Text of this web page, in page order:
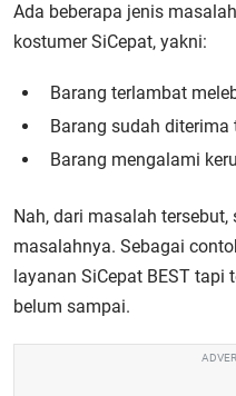
Ada beberapa jenis
kostumer SiCepat, yakni:
Barang terlambat
Barang sudah
Barang mengalami
Nah, dari masalah
masalahnya. Sebagai
layanan SiCepat BEST tapi
belum sampai.